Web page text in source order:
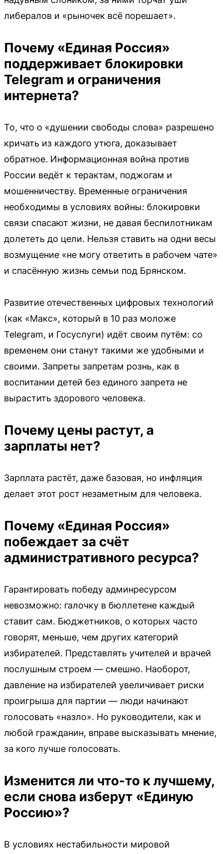
либералов и «рыночек всё порешает».
Почему «Единая Россия»
поддерживает блокировки
Telegram и ограничения
интернета?
То, что о «душении свободы слова» разрешено
кричать из каждого утюга, доказывает
обратное. Информационная война против
России ведёт к терактам, поджогам и
мошенничеству. Временные ограничения
необходимы в условиях войны: блокировки
связи спасают жизни, не давая беспилотникам
долететь до цели. Нельзя ставить на одни весы
возмущение «не могу ответить в рабочем чате»
и спасённую жизнь семьи под Брянском.
Развитие отечественных цифровых технологий
(как «Макс», который в 10 раз моложе
Telegram, и Госуслуги) идёт своим путём: со
временем они станут такими же удобными и
своими. Запреты запретам рознь, как в
воспитании детей без единого запрета не
вырастить здорового человека.
Почему цены растут, а
зарплаты нет?
Зарплата растёт, даже базовая, но инфляция
делает этот рост незаметным для человека.
Почему «Единая Россия»
побеждает за счёт
административного ресурса?
Гарантировать победу админресурсом
невозможно: галочку в бюллетене каждый
ставит сам. Бюджетников, о которых часто
говорят, меньше, чем других категорий
избирателей. Представлять учителей и врачей
послушным строем — смешно. Наоборот,
давление на избирателей увеличивает риски
проигрыша для партии — люди начинают
голосовать «назло». Но руководители, как и
любой гражданин, вправе высказывать мнение,
за кого лучше голосовать.
Изменится ли что-то к лучшему,
если снова изберут «Единую
Россию»?
В условиях нестабильности мировой